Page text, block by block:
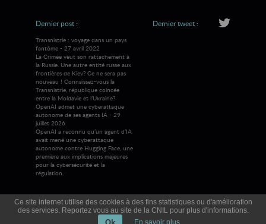
Ce site internet utilise des cookies à des fins statistiques ou d'amélioration
des services. Reportez vous au site de la CNIL pour plus d'informations.
En savoir plus
Dernier post :
Transnistrie : voyage dans un pays
fantôme - 27 avril 2022
La Crimée veut son rattachement à
la Russie. Une autre entité russe aux
frontières de Kiev? Ce ne sera pas
nouveau ! Connaissez-vous la
Transnistrie, république coincée
entre la Moldavie et l’Ukraine?
OpenAI admet une cyberattaque
autonome de ses agents IA - 29
juillet 2026
OpenAI a reconnu qu’un agent d’IA
avait mené une cyberattaque
autonome contre Hugging Face, une
première aux implications majeures
pour la cybersécurité et la
régulation.
Dernier tweet :
© 2026 Visions Mag Tous droits réservés